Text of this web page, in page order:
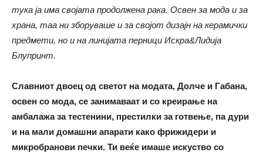
тука ја има својата продолжена рака. Освен за мода и за
храна, таа ни зборуваше и за својот дизајн на керамички
предмети, но и на линијата перници Искра&Лидија
Блупринт.
Славниот двоец од светот на модата, Долче и Габана,
освен со мода, се занимаваат и со креирање на
амбалажа за тестенини, престилки за готвење, па дури
и на мали домашни апарати како фрижидери и
микробранови печки. Ти веќе имаше искуство со